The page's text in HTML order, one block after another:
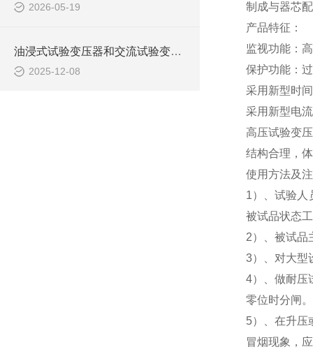
2026-05-19
油浸式试验变压器和交流试验变压器的区别
2025-12-08
制成与器芯
产品特征：
监视功能：
保护功能：
采用新型时
采用新型电
高压试验变
结构合理，
使用方法及
1）、试验人
被试品状态
2）、被试品
3）、对大型
4）、做耐压
零位时分闸。
5）、在升压
冒烟现象，